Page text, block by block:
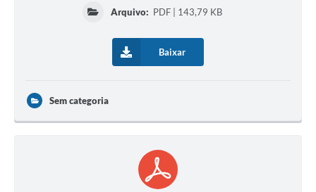
Arquivo: PDF | 143,79 KB
Baixar
Sem categoria